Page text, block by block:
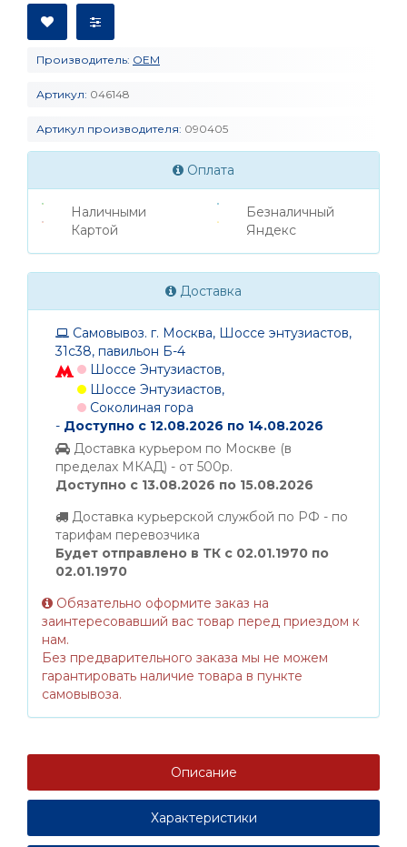
Производитель: OEM
Артикул: 046148
Артикул производителя: 090405
Оплата
Наличными
Картой
Безналичный
Яндекс
Доставка
Самовывоз. г. Москва, Шоссе энтузиастов,
31с38, павильон Б-4
Шоссе Энтузиастов,
Шоссе Энтузиастов,
Соколиная гора
- Доступно с 12.08.2026 по 14.08.2026
Доставка курьером по Москве (в
пределах МКАД) - от 500р.
Доступно с 13.08.2026 по 15.08.2026
Доставка курьерской службой по РФ - по
тарифам перевозчика
Будет отправлено в ТК с 02.01.1970 по
02.01.1970
Обязательно оформите заказ на
заинтересовавший вас товар перед приездом к
нам.
Без предварительного заказа мы не можем
гарантировать наличие товара в пункте
самовывоза.
Описание
Характеристики